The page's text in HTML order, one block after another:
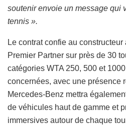
soutenir envoie un message qui
tennis ».
Le contrat confie au
Premier Partner sur près de 30
catégories WTA 250, 500 et
concernées, avec une présence
Mercedes-Benz mettra
de véhicules haut de gamme et
immersives autour de chaque